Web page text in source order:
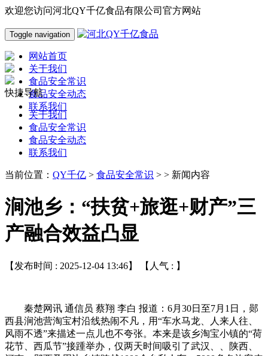
欢迎您访问河北QY千亿食品有限公司官方网站
Toggle navigation
网站首页
关于我们
食品安全常识
食品安全动态
联系我们
快捷导航
关于我们
食品安全常识
食品安全动态
联系我们
当前位置： QY千亿 > 食品安全常识 > > 新闻内容
涧池乡：“扶贫+旅逛+财产”三
产融合效益凸显
【发布时间 : 2025-12-04 13:46】 【人气 : 】
秦楚网讯 通信员 蔡翔 李白 报道：6月30日至7月1日，郧
西县涧池营淘宝村沿线热闹不凡，用“车水马龙、人来人往、
风雨不透”来描述一点儿也不夸张。本来是该乡淘宝小镇的“荷
花节、西瓜节”接踵举办，仅两天时间吸引了武汉、、陕西、